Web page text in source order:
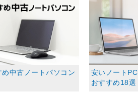
め中古ノートパソコン
安いノートPC
おすすめ18選